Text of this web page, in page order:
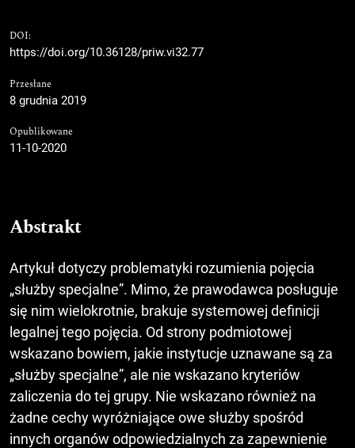
DOI:
https://doi.org/10.36128/priw.vi32.77
Przesłane
8 grudnia 2019
Opublikowane
11-10-2020
Abstrakt
Artykuł dotyczy problematyki rozumienia pojęcia
„służby specjalne”. Mimo, że prawodawca posługuje
się nim wielokrotnie, brakuje systemowej definicji
legalnej tego pojęcia. Od strony podmiotowej
wskazano bowiem, jakie instytucje uznawane są za
„służby specjalne”, ale nie wskazano kryteriów
zaliczenia do tej grupy. Nie wskazano również na
żadne cechy wyróżniające owe służby spośród
innych organów odpowiedzialnych za zapewnienie